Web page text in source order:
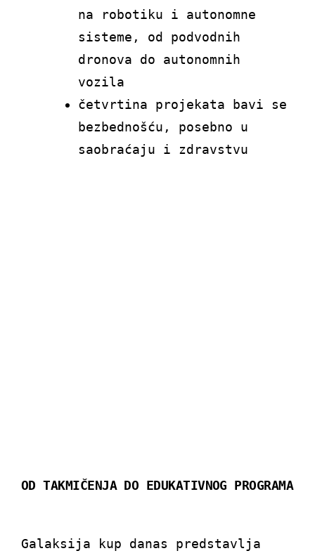
na robotiku i autonomne
sisteme, od podvodnih
dronova do autonomnih
vozila
četvrtina projekata bavi se
bezbednošću, posebno u
saobraćaju i zdravstvu
OD TAKMIČENJA DO EDUKATIVNOG PROGRAMA
Galaksija kup danas predstavlja